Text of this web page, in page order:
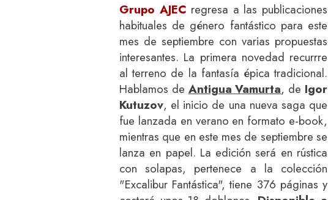
Grupo AJEC regresa a las publicaciones
habituales de género fantástico para este
mes de septiembre con varias propuestas
interesantes. La primera novedad recurrre
al terreno de la fantasía épica tradicional.
Hablamos de Antigua Vamurta, de Igor
Kutuzov, el inicio de una nueva saga que
fue lanzada en verano en formato e-book,
mientras que en este mes de septiembre se
lanza en papel. La edición será en rústica
con solapas, pertenece a la colección
"Excalibur Fantástica", tiene 376 páginas y